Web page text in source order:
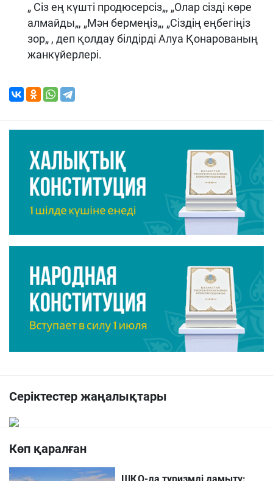
„ Сіз ең күшті продюсерсіз„, „Олар сізді көре
алмайды„, „Мән бермеңіз„, „Сіздің еңбегіңіз
зор„ , деп қолдау білдірді Алуа Қонарованың
жанкүйерлері.
Серіктестер жаңалықтары
Көп қаралған
ШҚО-да туризмді дамыту: